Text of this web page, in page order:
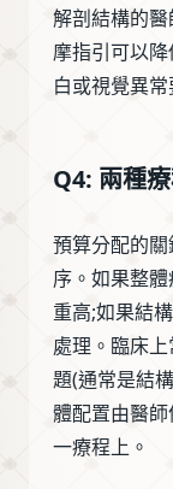
解剖結構的
摩指引可以
白或視覺異
Q4: 兩種
預算分配的
序。如果整
重高;如果結
處理。臨床
題(通常是結
體配置由醫
一療程上。